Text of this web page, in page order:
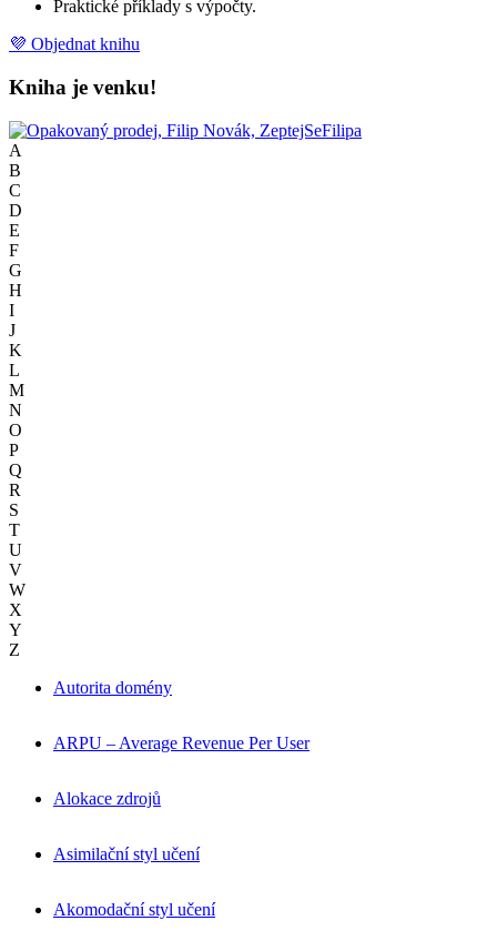
Praktické příklady s výpočty.
💜 Objednat knihu
Kniha je venku!
A
B
C
D
E
F
G
H
I
J
K
L
M
N
O
P
Q
R
S
T
U
V
W
X
Y
Z
Autorita domény
ARPU – Average Revenue Per User
Alokace zdrojů
Asimilační styl učení
Akomodační styl učení